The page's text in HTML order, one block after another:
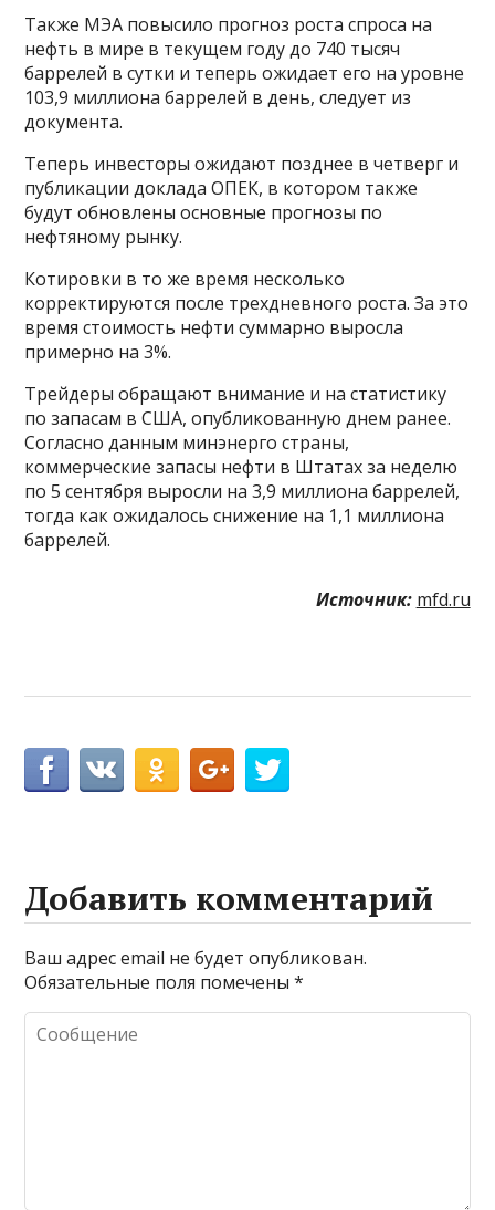
Также МЭА повысило прогноз роста спроса на
нефть в мире в текущем году до 740 тысяч
баррелей в сутки и теперь ожидает его на уровне
103,9 миллиона баррелей в день, следует из
документа.
Теперь инвесторы ожидают позднее в четверг и
публикации доклада ОПЕК, в котором также
будут обновлены основные прогнозы по
нефтяному рынку.
Котировки в то же время несколько
корректируются после трехдневного роста. За это
время стоимость нефти суммарно выросла
примерно на 3%.
Трейдеры обращают внимание и на статистику
по запасам в США, опубликованную днем ранее.
Согласно данным минэнерго страны,
коммерческие запасы нефти в Штатах за неделю
по 5 сентября выросли на 3,9 миллиона баррелей,
тогда как ожидалось снижение на 1,1 миллиона
баррелей.
Источник: mfd.ru
Добавить комментарий
Ваш адрес email не будет опубликован.
Обязательные поля помечены*